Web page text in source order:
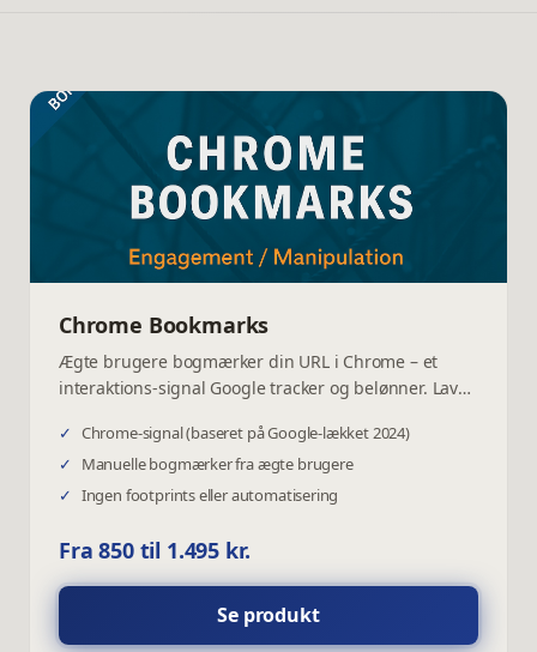
Chrome Bookmarks
Ægte brugere bogmærker din URL i Chrome – et
interaktions-signal Google tracker og belønner. Lav
✓ Chrome-signal (baseret på Google-lækket 2024)
✓
Manuelle bogmærker fra ægte brugere
✓ Ingen footprints eller automatisering
Fra 850 til 1.495 kr.
Se produkt